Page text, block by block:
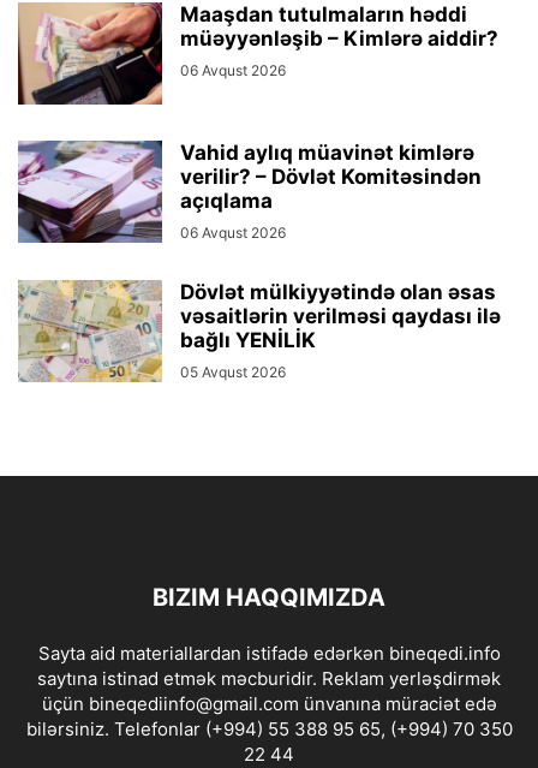
Maaşdan tutulmaların həddi
müəyyənləşib – Kimlərə aiddir?
06 Avqust 2026
Vahid aylıq müavinət kimlərə
verilir? – Dövlət Komitəsindən
açıqlama
06 Avqust 2026
Dövlət mülkiyyətində olan əsas
vəsaitlərin verilməsi qaydası ilə
bağlı YENİLİK
05 Avqust 2026
BIZIM HAQQIMIZDA
Sayta aid materiallardan istifadə edərkən bineqedi.info
saytına istinad etmək məcburidir. Reklam yerləşdirmək
üçün bineqediinfo@gmail.com ünvanına müraciət edə
bilərsiniz. Telefonlar (+994) 55 388 95 65, (+994) 70 350
22 44